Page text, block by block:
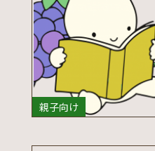
親子向け